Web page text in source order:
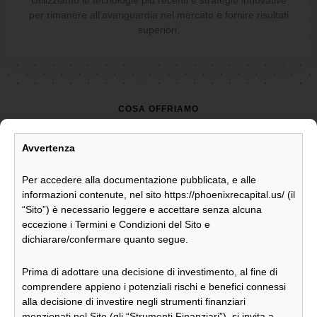
per rimanere all'avanguardia nel mercato e fornire risultati
superiori.
COSA OFFRIAMO
Intuizioni visionarie trasformano
Phoenix RE Capital offre agli investitori italiani l’accesso alle
straordinarie opportunità del mercato immobiliare americano,
uno dei più vasti e remunerativi al mondo. Con una profonda
esperienza e una strategia mirata, Phoenix RE Capital
approccio innovativo assicura che ogni proprietà raggiunga il
suo massimo potenziale, generando valore significativo per i
nostri investitori. Grazie alla nostra capacità di affrontare le
complessità e di sfruttare le inefficienze del mercato,
Avvertenza
Per accedere alla documentazione pubblicata, e alle
informazioni contenute, nel sito https://phoenixrecapital.us/ (il
“Sito”) è necessario leggere e accettare senza alcuna
eccezione i Termini e Condizioni del Sito e
dichiarare/confermare quanto segue.
Prima di adottare una decisione di investimento, al fine di
comprendere appieno i potenziali rischi e benefici connessi
alla decisione di investire negli strumenti finanziari